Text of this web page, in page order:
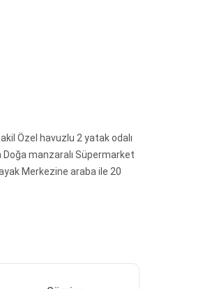
Özel havuzlu 2 yatak odalı
manzaralı Süpermarket
Merkezine araba ile 20